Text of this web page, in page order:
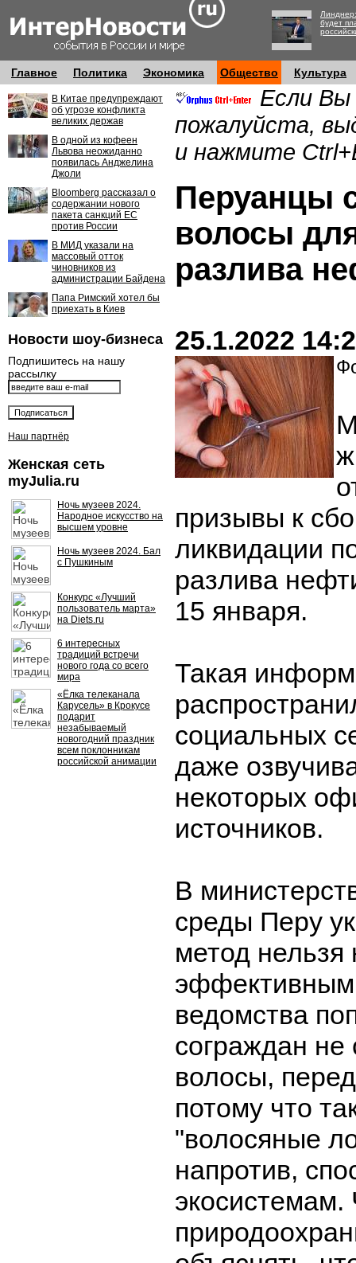
будет
Главное Политика Экономика Общество Культура
В Китае предупреждают
об угрозе конфликта
великих держав
В одной из кофеен
Львова неожиданно
появилась Анджелина
Джоли
Bloomberg рассказал о
содержании нового
пакета санкций ЕС
против России
В МИД указали на
массовый отток
чиновников из
администрации Байдена
Папа Римский хотел бы
приехать в Киев
Новости шоу-бизнеса
Подпишитесь на нашу
рассылку
Наш партнёр
Женская сеть
myJulia.ru
Ночь музеев 2024.
Народное искусство на
высшем уровне
Ночь музеев 2024. Бал
с Пушкиным
Конкурс «Лучший
пользователь марта»
на Diets.ru
6 интересных
традиций встречи
нового года со всего
мира
«Ёлка телеканала
Карусель» в Крокусе
подарит
незабываемый
новогодний праздник
всем поклонникам
российской анимации
Если Вы
пожалуйста,
и нажмите
Перуанцы
волосы
разлива
25.1.2022
призывы к
ликвидации
разлива
15 января.
Такая
социальных
даже
некоторых
источников.
В
среды Перу
метод нельзя
ведомства
сограждан не
волосы,
потому что
"волосяные
напротив,
экосистемам.